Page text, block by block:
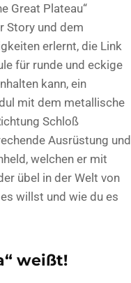
Great Plateau“
Story und dem
erlernt, die Link
für runde und eckige
kann, ein
mit dem metallische
Schloß
Ausrüstung und
welchen er mit
übel in der Welt von
willst und wie du es
weißt!